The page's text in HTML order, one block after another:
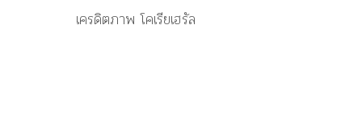
เครดิตภาพ โคเรียเฮรัล